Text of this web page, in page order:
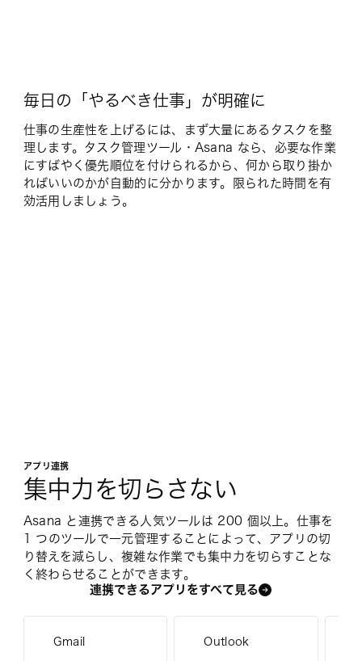
毎日の「やるべき仕事」が明確に
仕事の生産性を上げるには、まず大量にあるタスクを整
理します。タスク管理ツール・Asana なら、必要な作業
にすばやく優先順位を付けられるから、何から取り掛か
ればいいのかが自動的に分かります。限られた時間を有
効活用しましょう。
アプリ連携
集中力を切らさない
Asana と連携できる人気ツールは 200 個以上。仕事を
1 つのツールで一元管理することによって、アプリの切
り替えを減らし、複雑な作業でも集中力を切らすことな
く終わらせることができます。
連携できるアプリをすべて見る
Gmail Outlook